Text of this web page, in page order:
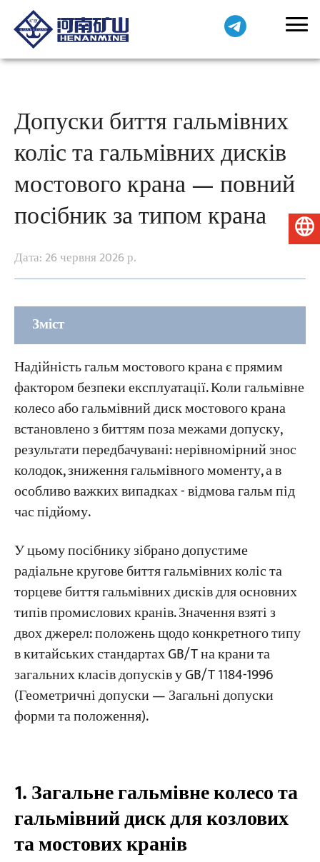
Проекти
Блоги
Новини
Програми
Допуски биття гальмівних
коліс та гальмівних дисків
мостового крана — повний
посібник за типом крана
Дата: 26 червня 2026 р.
Зміст
диск для козлових та мостових кранів
2. Гальмівне колесо та гальмівний диск
портальних кранів
3. Контейнерні крани типу «судно-берег»
(STS) з гальмівним колесом та гальмівним
диском
4. Контейнерні козлові крани (рейкові та на
гумових шинах) з гальмівним колесом та
гальмівним диском
5. Зазор між гальмівною колодкою та
колесом і між колодкою та диском
Надійність гальм мостового крана є прямим
фактором безпеки експлуатації. Коли гальмівне
колесо або гальмівний диск мостового крана
встановлено з биттям поза межами допуску,
результати передбачувані: нерівномірний знос
колодок, зниження гальмівного моменту, а в
особливо важких випадках - відмова гальм під
час підйому.
У цьому посібнику зібрано допустиме
радіальне кругове биття гальмівних коліс та
торцеве биття гальмівних дисків для основних
типів промислових кранів. Значення взяті з
двох джерел: положень щодо конкретного типу
в китайських стандартах GB/T на крани та
загальних класів допусків у GB/T 1184-1996
(Геометричні допуски — Загальні допуски
форми та положення).
1. Загальне гальмівне колесо та
гальмівний диск для козлових
та мостових кранів
Українська